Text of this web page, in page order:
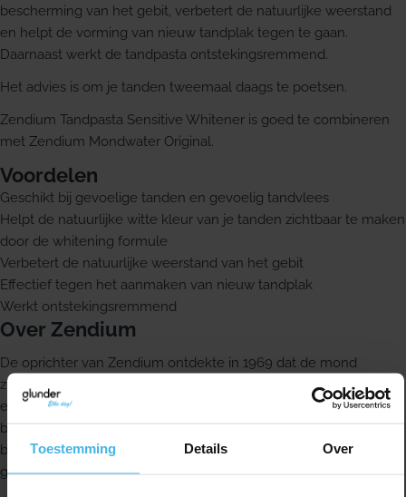
Toestemming Details Over
bescherming van het gebit, verbetert de natuurlijke weerstand
en helpt de vorming van nieuw tandplak tegen te gaan.
Daarnaast werkt de tandpasta ontstekingsremmend.
Het advies is om je tanden tweemaal daags te poetsen.
Zendium Tandpasta Sensitive Whitener is goed te combineren
met Zendium Mondwater Original.
Voordelen
Geschikt bij gevoelige tanden en gevoelig tandvlees
Helpt de natuurlijke witte kleur van je tanden zichtbaar te maken
door de whitening formule
Verbetert de natuurlijke weerstand van het gebit
Effectief tegen het aanmaken van nieuw tandplak
Werkt ontstekingsremmend
Over Zendium
De oprichter van Zendium ontdekte in 1969 dat de mond
zichzelf van nature beschermt met een systeem van enzymen
en proteefnen die bacteriebn in balans brengen. In plaats van
bacteriebn te bestrijden, koos Zendium ervoor om de goede
bacteriebn te voeden. Zo ontstond een exclusieve formule voor
gebitsverzorging.